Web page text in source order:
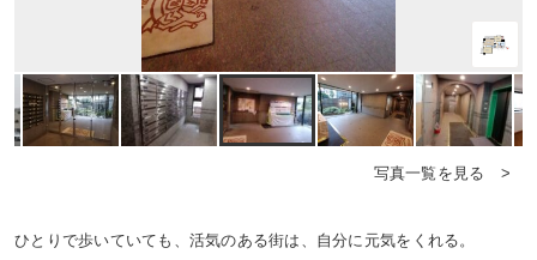
写真一覧を見る >
ひとりで歩いていても、活気のある街は、自分に元気をくれる。